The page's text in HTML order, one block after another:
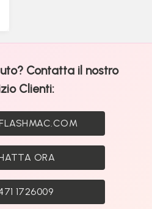
Contatta il nostro
Clienti:
ORA
1726009